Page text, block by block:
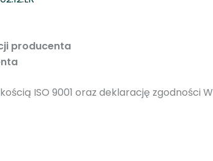
producenta
ISO 9001 oraz deklarację zgodności